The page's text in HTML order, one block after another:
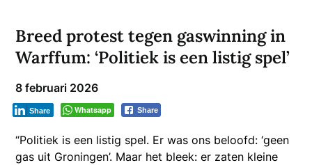
Breed protest tegen gaswinning in
Warffum: ‘Politiek is een listig spel’
8 februari 2026
Whatsapp Share
Share
“Politiek is een listig spel. Er was ons beloofd: ‘geen
gas uit Groningen’. Maar het bleek: er zaten kleine